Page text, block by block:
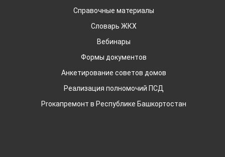
Справочные материалы
Словарь ЖКХ
Вебинары
Формы документов
Анкетирование советов домов
Реализация полномочий ПСД
Proкапремонт в Республике Башкортостан